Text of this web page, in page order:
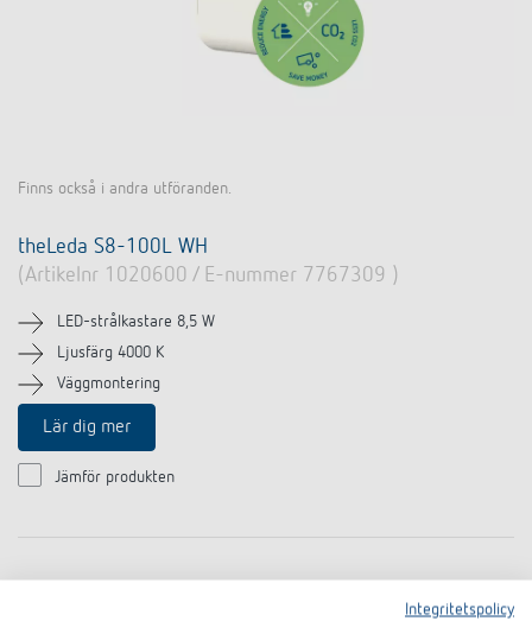
Finns också i andra utföranden.
theLeda S8-100L WH
(Artikelnr 1020600 / E-nummer 7767309 )
LED-strålkastare 8,5 W
Ljusfärg 4000 K
Väggmontering
Lär dig mer
Jämför produkten
Integritetspolicy